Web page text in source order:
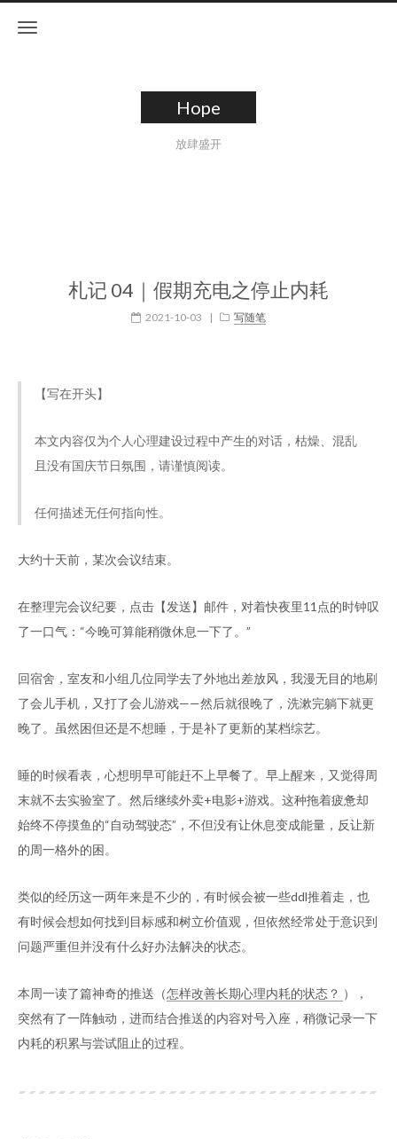
Hope
放肆盛开
札记 04｜假期充电之停止内耗
2021-10-03 | 写随笔
【写在开头】
本文内容仅为个人心理建设过程中产生的对话，枯燥、混乱
且没有国庆节日氛围，请谨慎阅读。
任何描述无任何指向性。
大约十天前，某次会议结束。
在整理完会议纪要，点击【发送】邮件，对着快夜里11点的时钟叹
了一口气：“今晚可算能稍微休息一下了。”
回宿舍，室友和小组几位同学去了外地出差放风，我漫无目的地刷
了会儿手机，又打了会儿游戏——然后就很晚了，洗漱完躺下就更
晚了。虽然困但还是不想睡，于是补了更新的某档综艺。
睡的时候看表，心想明早可能赶不上早餐了。早上醒来，又觉得周
末就不去实验室了。然后继续外卖+电影+游戏。这种拖着疲惫却
始终不停摸鱼的“自动驾驶态”，不但没有让休息变成能量，反让新
的周一格外的困。
类似的经历这一两年来是不少的，有时候会被一些ddl推着走，也
有时候会想如何找到目标感和树立价值观，但依然经常处于意识到
问题严重但并没有什么好办法解决的状态。
本周一读了篇神奇的推送（怎样改善长期心理内耗的状态？ ），
突然有了一阵触动，进而结合推送的内容对号入座，稍微记录一下
内耗的积累与尝试阻止的过程。